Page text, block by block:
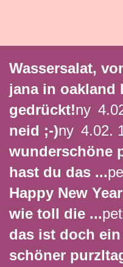
Wassersalat,
jana in oakland
gedrückt!ny
neid ;-)ny 4.02.
wunderschöne
hast du das ...
Happy New
wie toll die ...
das ist doch
schöner